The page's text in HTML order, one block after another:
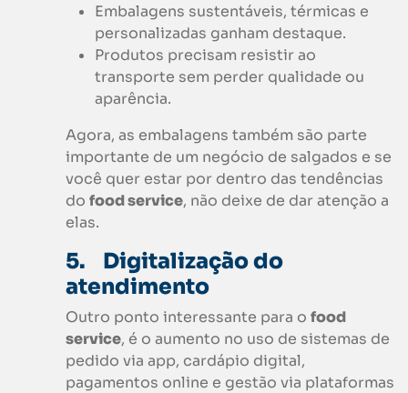
Embalagens sustentáveis, térmicas e
personalizadas ganham destaque.
Produtos precisam resistir ao
transporte sem perder qualidade ou
aparência.
Agora, as embalagens também são parte
importante de um negócio de salgados e se
você quer estar por dentro das tendências
do food service, não deixe de dar atenção a
elas.
5.
Digitalização do
atendimento
Outro ponto interessante para o food
service, é o aumento no uso de sistemas de
pedido via app, cardápio digital,
pagamentos online e gestão via plataformas